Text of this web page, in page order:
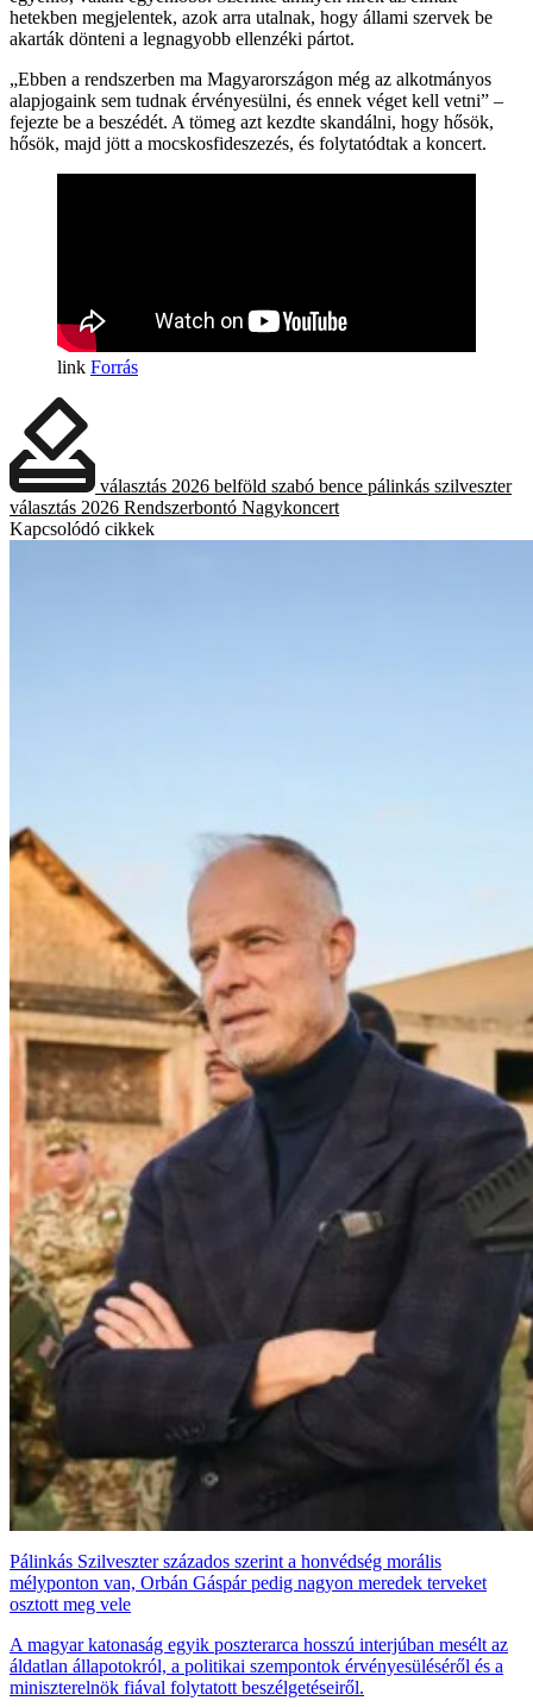
hetekben megjelentek, azok arra utalnak, hogy állami szervek be
akarták dönteni a legnagyobb ellenzéki pártot.
„Ebben a rendszerben ma Magyarországon még az alkotmányos
alapjogaink sem tudnak érvényesülni, és ennek véget kell vetni” –
fejezte be a beszédét. A tömeg azt kezdte skandálni, hogy hősök,
hősök, majd jött a mocskosfideszezés, és folytatódtak a koncert.
Forrás
választás 2026 belföld szabó bence pálinkás szilveszter
választás 2026 Rendszerbontó Nagykoncert
Kapcsolódó cikkek
Pálinkás Szilveszter százados szerint a honvédség morális
mélyponton van, Orbán Gáspár pedig nagyon meredek terveket
osztott meg vele
A magyar katonaság egyik poszterarca hosszú interjúban mesélt az
áldatlan állapotokról, a politikai szempontok érvényesüléséről és a
miniszterelnök fiával folytatott beszélgetéseiről.